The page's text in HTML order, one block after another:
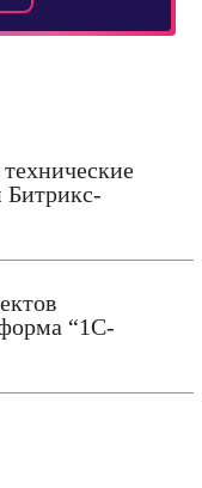
Битрикс-
“1С-